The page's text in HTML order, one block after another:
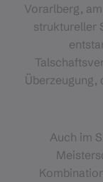
Vorarlberg,
struktureller
Überzeugung,
Auch im